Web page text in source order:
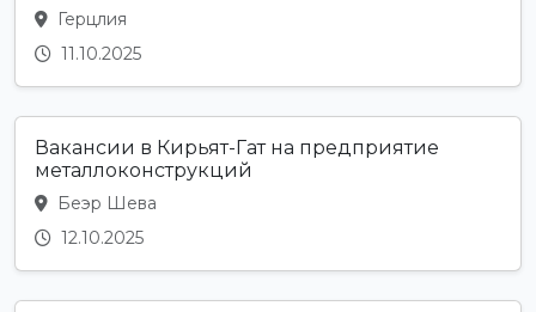
Герцлия
11.10.2025
Вакансии в Кирьят-Гат на предприятие
металлоконструкций
Беэр Шева
12.10.2025